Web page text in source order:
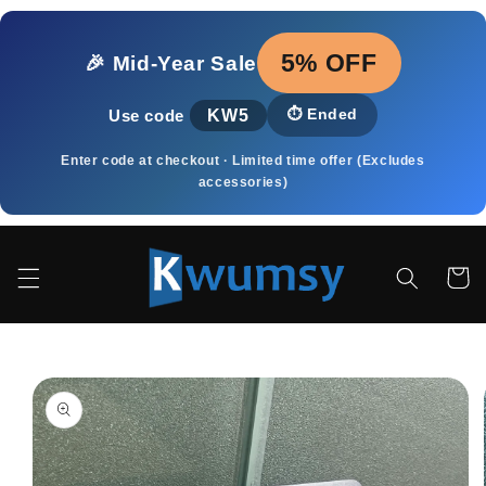
Vai
🎉 Mid‑Year Sale
5% OFF
Use code KW5 ⏱️ Ended
Enter code at checkout · Limited time offer (Excludes
accessories)
Passa alle
informazioni
sul prodotto